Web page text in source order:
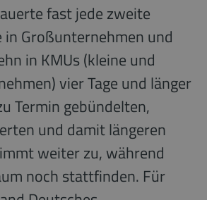
fast jede zweite
in Großunternehmen und
in KMUs (kleine und
vier Tage und länger
Termin gebündelten,
und damit längeren
weiter zu, während
noch stattfinden. Für